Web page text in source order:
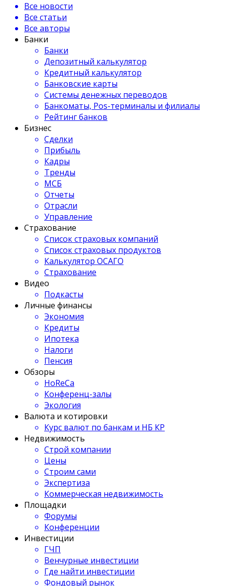
Все новости
Все статьи
Все авторы
Банки
Банки
Депозитный калькулятор
Кредитный калькулятор
Банковские карты
Системы денежных переводов
Банкоматы, Pos-терминалы и филиалы
Рейтинг банков
Бизнес
Сделки
Прибыль
Кадры
Тренды
МСБ
Отчеты
Отрасли
Управление
Страхование
Список страховых компаний
Список страховых продуктов
Калькулятор ОСАГО
Страхование
Видео
Подкасты
Личные финансы
Экономия
Кредиты
Ипотека
Налоги
Пенсия
Обзоры
HoReCa
Конференц-залы
Экология
Валюта и котировки
Курс валют по банкам и НБ КР
Недвижимость
Строй компании
Цены
Строим сами
Экспертиза
Коммерческая недвижимость
Площадки
Форумы
Конференции
Инвестиции
ГЧП
Венчурные инвестиции
Где найти инвестиции
Фондовый рынок